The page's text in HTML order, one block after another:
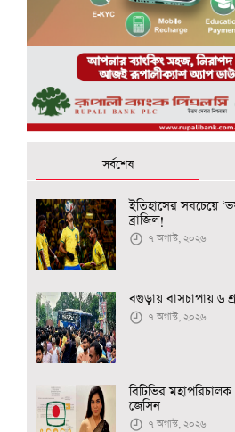
সর্বশেষ
ইতিহাসের সবচেয়ে
ব্রাজিল!
৭ অগাস্ট, ২০২৬
বগুড়ায় বাসচাপায় ৬
৭ অগাস্ট, ২০২৬
বিটিভির
জেসিন
৭ অগাস্ট, ২০২৬